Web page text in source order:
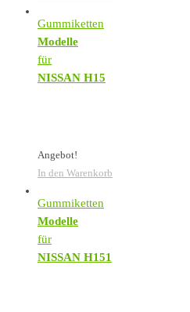
Gummiketten
Modelle
für
NISSAN H15
Angebot!
In den Warenkorb
Gummiketten
Modelle
für
NISSAN H151